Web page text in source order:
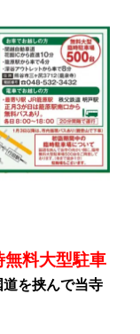
無料大型駐車
道を挟んで当寺